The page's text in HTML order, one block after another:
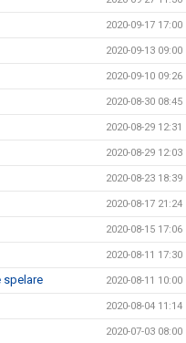
2020-09-17 17:00
2020-09-13 09:00
2020-09-10 09:26
2020-08-30 08:45
2020-08-29 12:31
2020-08-29 12:03
2020-08-23 18:39
2020-08-17 21:24
2020-08-15 17:06
2020-08-11 17:30
spelare 2020-08-11 10:00
2020-08-04 11:14
2020-07-03 08:00